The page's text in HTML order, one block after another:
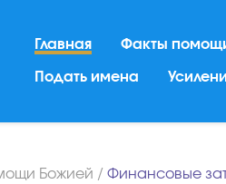
Главная Факты
Подать имена
Божией / Финансовые